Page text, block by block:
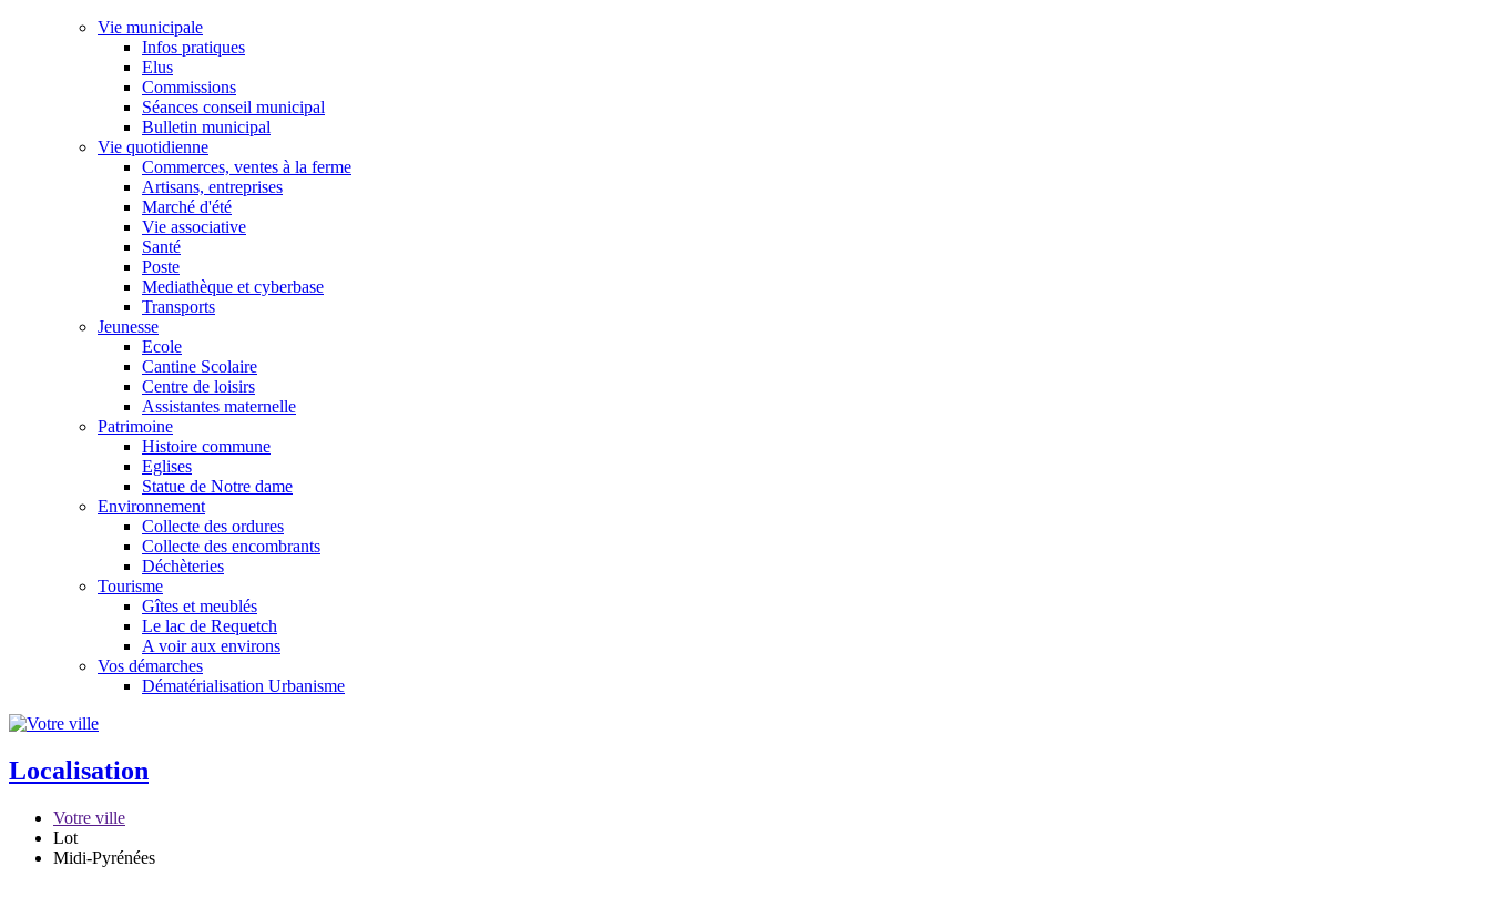
Vie municipale
Infos pratiques
Elus
Commissions
Séances conseil municipal
Bulletin municipal
Vie quotidienne
Commerces, ventes à la ferme
Artisans, entreprises
Marché d'été
Vie associative
Santé
Poste
Mediathèque et cyberbase
Transports
Jeunesse
Ecole
Cantine Scolaire
Centre de loisirs
Assistantes maternelle
Patrimoine
Histoire commune
Eglises
Statue de Notre dame
Environnement
Collecte des ordures
Collecte des encombrants
Déchèteries
Tourisme
Gîtes et meublés
Le lac de Requetch
A voir aux environs
Vos démarches
Dématérialisation Urbanisme
Localisation
Votre ville
Lot
Midi-Pyrénées